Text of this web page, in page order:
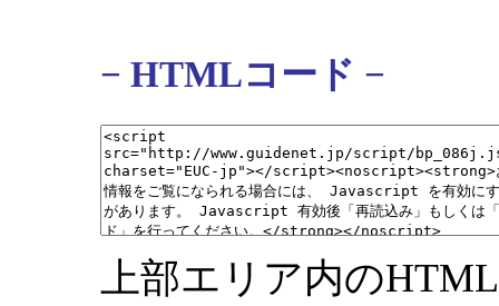
− HTMLコード −
上部エリア内の